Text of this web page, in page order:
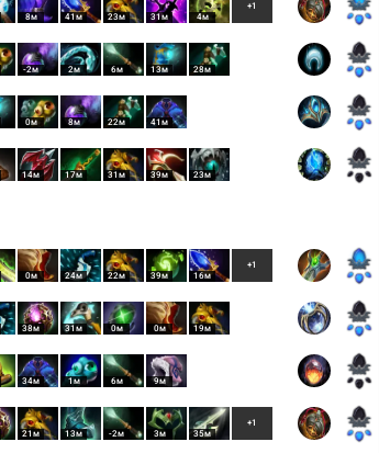
8м 41м 23м 31м 4м
+1
-2м 2м 6м 13м 28м
0м 8м 22м 41м
14м 17м 31м 39м 23м
0м 24м 22м 39м 16м
+1
38м 31м 0м 0м 19м
34м 1м 6м 9м
21м 13м -2м 3м 35м
+1